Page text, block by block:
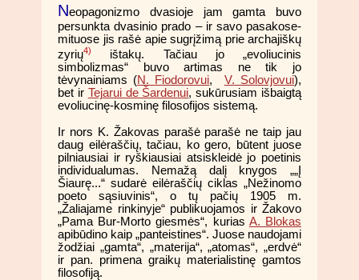
Neopagonizmo dvasioje jam gamta buvo
persunkta dvasinio prado – ir savo pasakose-
mituose jis rašė apie sugrįžimą prie archajiškų
zyrių4)
ištakų. Tačiau jo „evoliucinis
simbolizmas“ buvo artimas ne tik jo
tėvynainiams (N. Fiodorovui, V. Solovjovui),
bet ir Tejarui de Šardenui, sukūrusiam išbaigtą
evoliucinę-kosminę filosofijos sistemą.
Ir nors K. Žakovas parašė parašė ne taip jau
daug eilėraščių, tačiau, ko gero, būtent juose
pilniausiai ir ryškiausiai atsiskleidė jo poetinis
individualumas. Nemažą dalį knygos „„Į
Šiaurę...“ sudarė eilėraščių ciklas „Nežinomo
poeto sąsiuvinis“, o tų pačių 1905 m.
„Žaliajame rinkinyje“ publikuojamos ir Žakovo
„Pama Bur-Morto giesmės“, kurias A. Blokas
apibūdino kaip „panteistines“. Juose naudojami
žodžiai „gamta“, „materija“, „atomas“, „erdvė“
ir pan. primena graikų materialistinę gamtos
filosofiją.